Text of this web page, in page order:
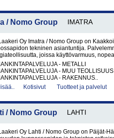
/ Nomo Group IMATRA
Oy Imatra / Nomo Group on
tekninen asiantuntija.
joissa käyttövarmuus,
- METALLI
- MUU TEOLLISUUS
- RAKENNUS..
Kotisivut Tuotteet ja palvelut
/ Nomo Group LAHTI
Oy Lahti / Nomo Group on Päijät-